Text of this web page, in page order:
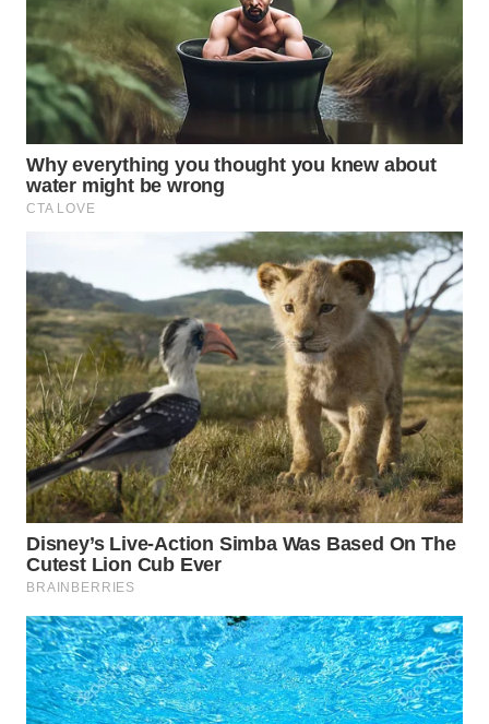
WN
CIREBON
WN
INDRAMAYU
WN
KUNINGAN
MAJALENGKA
WN
SUBANG
WN
SUKABUMI
WN
PURWAKARTA
WN
TIMUR
WN
SEMARANG